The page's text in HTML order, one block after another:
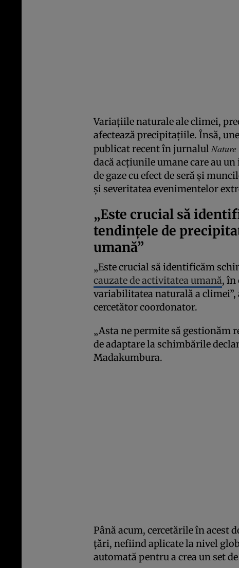
Variațiile naturale ale climei,
afectează precipitațiile. Însă,
publicat recent în jurnalul
dacă acțiunile umane care au
de gaze cu efect de seră și
și severitatea evenimentelor
„Este crucial să
tendințele de
umană”
„Este crucial să identificăm
cauzate de activitatea umană, în
variabilitatea naturală a
cercetător coordonator.
„Asta ne permite să gestionăm
de adaptare la schimbările
Madakumbura.
Până acum, cercetările în acest
țări, nefiind aplicate la nivel
automată pentru a crea un set